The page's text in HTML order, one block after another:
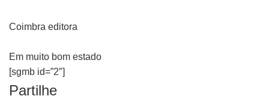
Coimbra editora
Em muito bom estado
[sgmb id=”2″]
Partilhe